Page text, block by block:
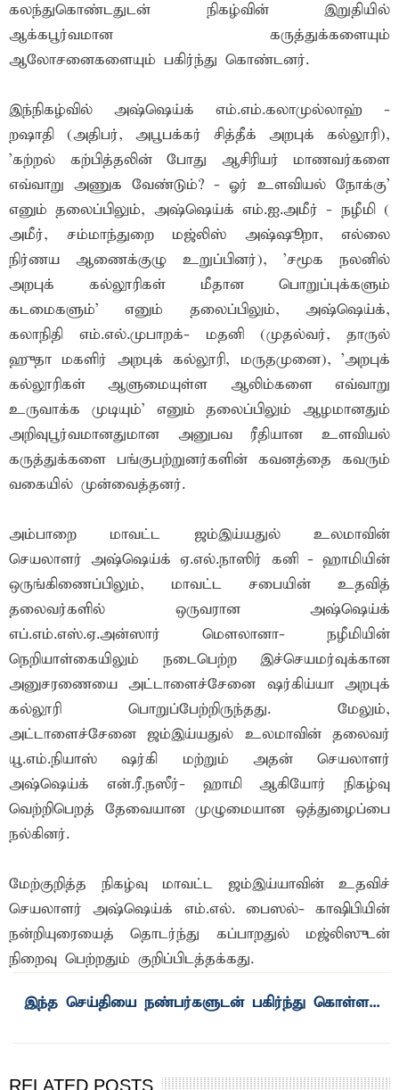
கலந்துகொண்டதுடன் நிகழ்வின் இறுதியில்
ஆக்கபூர்வமான கருத்துக்களையும்
ஆலோசனைகளையும் பகிர்ந்து கொண்டனர்.
இந்நிகழ்வில் அஷ்ஷெய்க் எம்.எம்.கலாமுல்லாஹ் -
றஷாதி (அதிபர், அபூபக்கர் சித்தீக் அறபுக் கல்லூரி),
'கற்றல் கற்பித்தலின் போது ஆசிரியர் மாணவர்களை
எவ்வாறு அணுக வேண்டும்? - ஓர் உளவியல் நோக்கு'
எனும் தலைப்பிலும், அஷ்ஷெய்க் எம்.ஐ.அமீர் - நழீமி (
அமீர், சம்மாந்துறை மஜ்லிஸ் அஷ்ஷூறா, எல்லை
நிர்ணய ஆணைக்குழு உறுப்பினர்), 'சமூக நலனில்
அறபுக் கல்லூரிகள் மீதான பொறுப்புக்களும்
கடமைகளும்' எனும் தலைப்பிலும், அஷ்ஷெய்க்,
கலாநிதி எம்.எல்.முபாறக்- மதனி (முதல்வர், தாருல்
ஹுதா மகளிர் அறபுக் கல்லூரி, மருதமுனை), 'அறபுக்
கல்லூரிகள் ஆளுமையுள்ள ஆலிம்களை எவ்வாறு
உருவாக்க முடியும்' எனும் தலைப்பிலும் ஆழமானதும்
அறிவுபூர்வமானதுமான அனுபவ ரீதியான உளவியல்
கருத்துக்களை பங்குபற்றுனர்களின் கவனத்தை கவரும்
வகையில் முன்வைத்தனர்.
அம்பாறை மாவட்ட ஜம்இய்யதுல் உலமாவின்
செயலாளர் அஷ்ஷெய்க் ஏ.எல்.நாஸிர் கனி - ஹாமியின்
ஒருங்கிணைப்பிலும், மாவட்ட சபையின் உதவித்
தலைவர்களில் ஒருவரான அஷ்ஷெய்க்
எப்.எம்.எஸ்.ஏ.அன்ஸார் மௌலானா- நழீமியின்
நெறியாள்கையிலும் நடைபெற்ற இச்செயமர்வுக்கான
அனுசரணையை அட்டாளைச்சேனை ஷர்கிய்யா அறபுக்
கல்லூரி பொறுப்பேற்றிருந்தது. மேலும்,
அட்டாளைச்சேனை ஜம்இய்யதுல் உலமாவின் தலைவர்
யூ.எம்.நியாஸ் ஷர்கி மற்றும் அதன் செயலாளர்
அஷ்ஷெய்க் என்.ரீ.நஸீர்- ஹாமி ஆகியோர் நிகழ்வு
வெற்றிபெறத் தேவையான முழுமையான ஒத்துழைப்பை
நல்கினர்.
மேற்குறித்த நிகழ்வு மாவட்ட ஜம்இய்யாவின் உதவிச்
செயலாளர் அஷ்ஷெய்க் எம்.எல். பைஸல்- காஷிபியின்
நன்றியுரையைத் தொடர்ந்து கப்பாறதுல் மஜ்லிஸுடன்
நிறைவு பெற்றதும் குறிப்பிடத்தக்கது.
RELATED POSTS